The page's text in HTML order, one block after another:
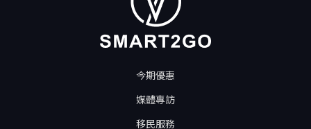
今期優惠
媒體專訪
移民服務